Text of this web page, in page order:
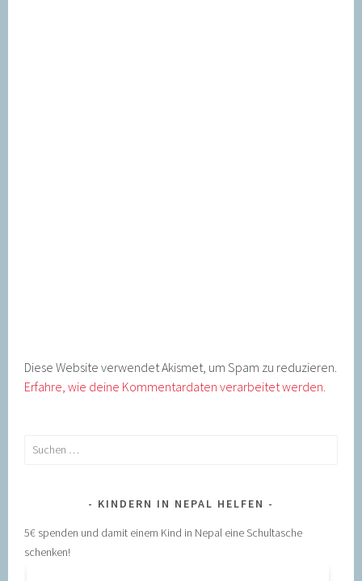
Diese Website verwendet Akismet, um Spam zu reduzieren.
Erfahre, wie deine Kommentardaten verarbeitet werden.
Suchen
KINDERN IN NEPAL HELFEN
5€ spenden und damit einem Kind in Nepal eine Schultasche
schenken!